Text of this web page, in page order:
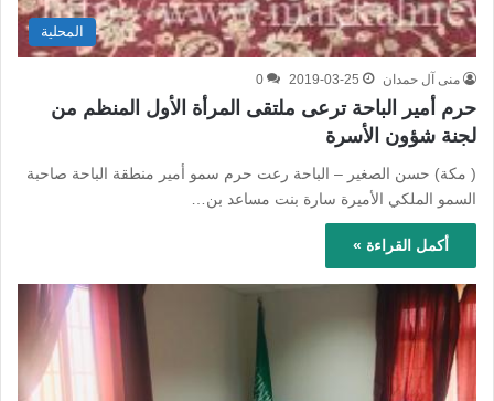
المحلية
منى آل حمدان 2019-03-25
0
حرم أمير الباحة ترعى ملتقى المرأة الأول المنظم من
لجنة شؤون الأسرة
( مكة) حسن الصغير – الباحة رعت حرم سمو أمير منطقة الباحة صاحبة
السمو الملكي الأميرة سارة بنت مساعد بن…
أكمل القراءة »